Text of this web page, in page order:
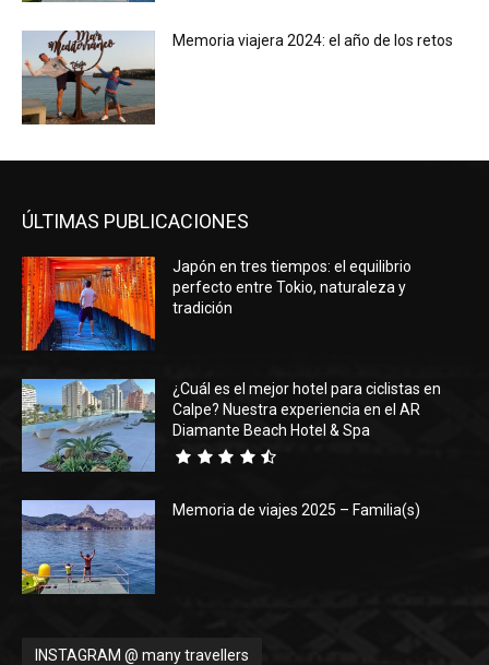
Memoria viajera 2024: el año de los retos
ÚLTIMAS PUBLICACIONES
Japón en tres tiempos: el equilibrio
perfecto entre Tokio, naturaleza y
tradición
¿Cuál es el mejor hotel para ciclistas en
Calpe? Nuestra experiencia en el AR
Diamante Beach Hotel & Spa
Memoria de viajes 2025 – Familia(s)
INSTAGRAM @ many travellers